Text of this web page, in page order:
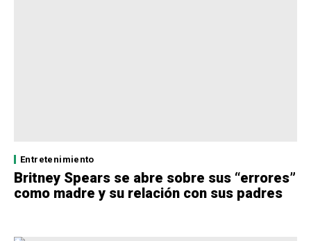
Entretenimiento
Britney Spears se abre sobre sus “errores”
como madre y su relación con sus padres